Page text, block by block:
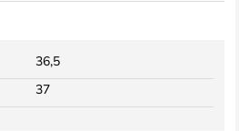
37
36,5